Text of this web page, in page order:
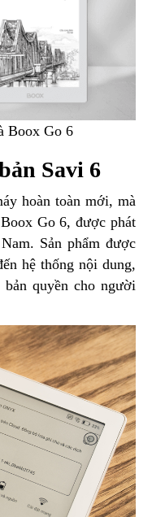
Boox Go 6
Savi 6
hoàn toàn mới, mà
Go 6, được phát
Sản phẩm được
hệ thống nội dung,
quyền cho người